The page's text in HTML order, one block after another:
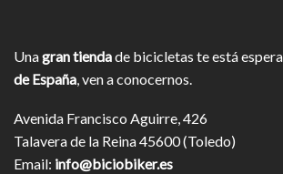
Unagran tiendade bicicletas te está
de España , ven a conocernos.
Avenida Francisco Aguirre, 426
Talavera de la Reina 45600 (Toledo)
Email: info@biciobiker.es